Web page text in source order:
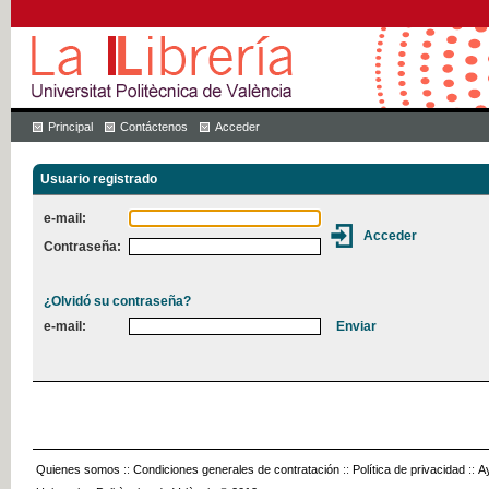
Principal Contáctenos Acceder
Usuario registrado
e-mail:
Contraseña:
¿Olvidó su contraseña?
e-mail:
Quienes somos :: Condiciones generales de contratación :: Política de privacidad ::